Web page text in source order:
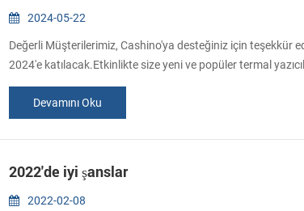
2024-05-22
Değerli Müşterilerimiz, Cashino'ya desteğiniz için teşekkür
2024'e katılacak.Etkinlikte size yeni ve popüler termal
ziyaret etmeye içtenlikle davet ediyoruz. Ekleyin:Nangang
Haziran 2024 Stand: NO.R1008.
Devamını Oku
2022'de iyi şanslar
2022-02-08